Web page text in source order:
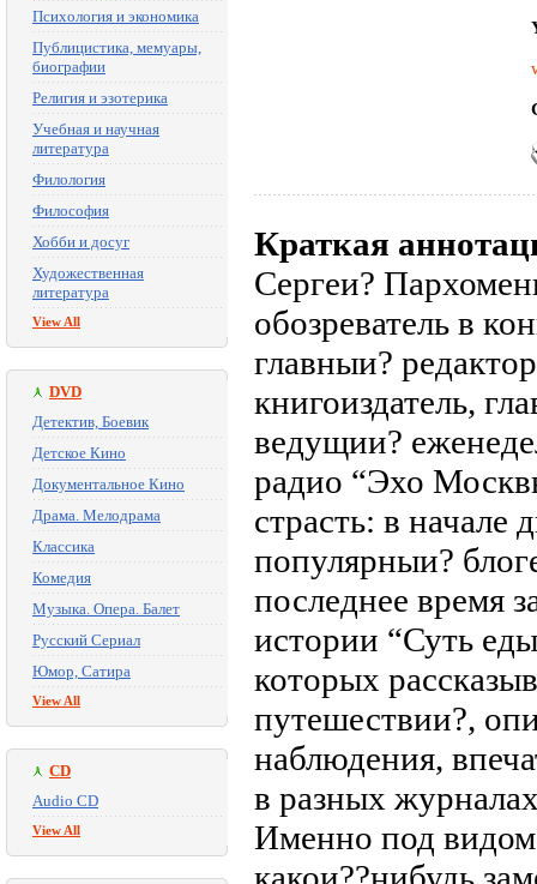
Психология и экономика
Публицистика, мемуары,
биографии
Религия и эзотерика
Учебная и научная
литература
Филология
Философия
Хобби и досуг
Художественная
литература
View All
DVD
Детектив, Боевик
Детское Кино
Документальное Кино
Драма. Мелодрама
Классика
Комедия
Музыка. Опера. Балет
Русский Сериал
Юмор, Сатира
View All
CD
Audio CD
View All
Краткая
Сергеи?
обозреватель в
главныи?
книгоиздатель,
ведущии?
радио “Эхо
страсть: в начале
популярныи?
последнее время
истории “Суть
которых
путешествии?,
наблюдения,
в разных
Именно под